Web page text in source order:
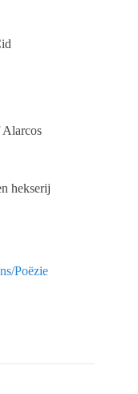
hekserij
Poëzie